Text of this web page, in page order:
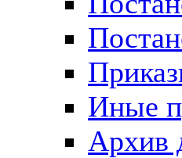
Иные
Архив